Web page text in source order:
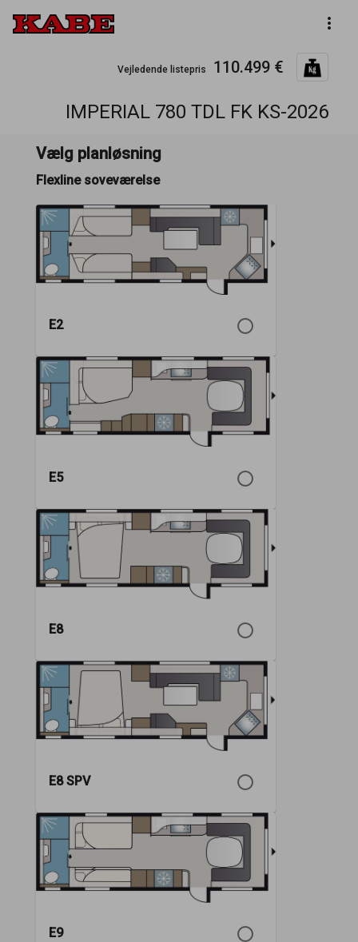
more_vert
Vejledende listepris 110.499 €
IMPERIAL 780 TDL FK KS-2026
Vælg planløsning
Flexline soveværelse
E2
E5
E8
E8 SPV
E9